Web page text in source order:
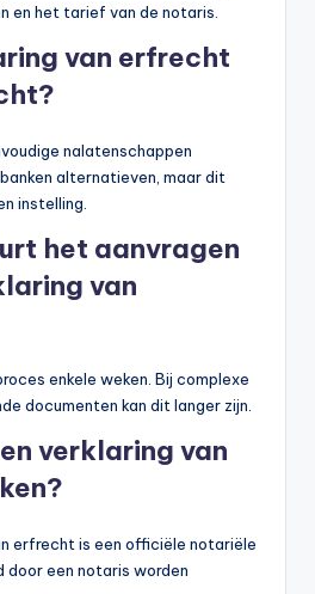
en het tarief van de notaris.
van erfrecht
nalatenschappen
alternatieven, maar dit
instelling.
het aanvragen
van
enkele weken. Bij complexe
documenten kan dit langer zijn.
verklaring van
erfrecht is een officiële notariële
door een notaris worden